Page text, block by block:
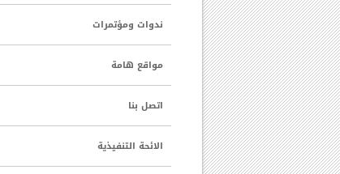
ندوات ومؤتمرات
مواقع هامة
اتصل بنا
الائحة التنفيذية